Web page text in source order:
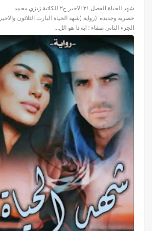
شهد الحياة الفصل ٣١ الاخير ج٢ للكاتبة زيزي محمد
حصريه وجديده (روايه (شهد الحياة البارت الثلاثون والاخير
الجزء الثاني صفاء : ايه دا هو الل…